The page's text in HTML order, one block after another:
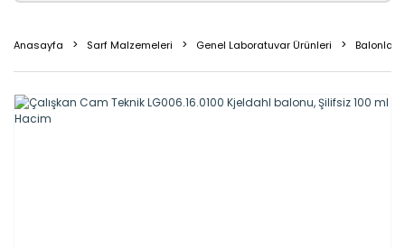
Anasayfa Sarf Malzemeleri Genel Laboratuvar Ürünleri Balonlar